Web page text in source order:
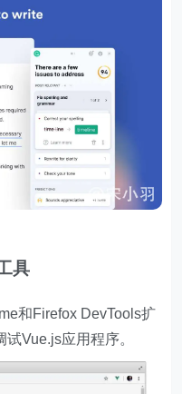
具
和Firefox DevTools扩
Vue.js应用程序。